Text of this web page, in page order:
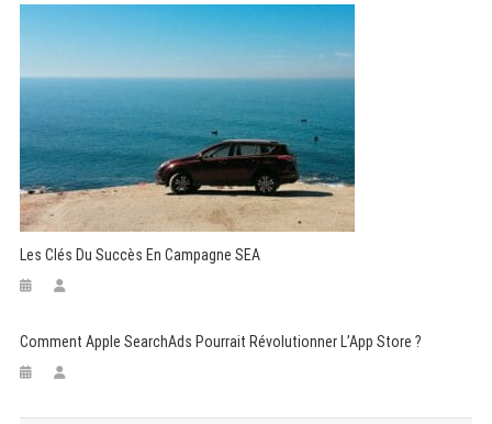
Les Clés Du Succès En Campagne SEA
Comment Apple SearchAds Pourrait Révolutionner L’App Store ?